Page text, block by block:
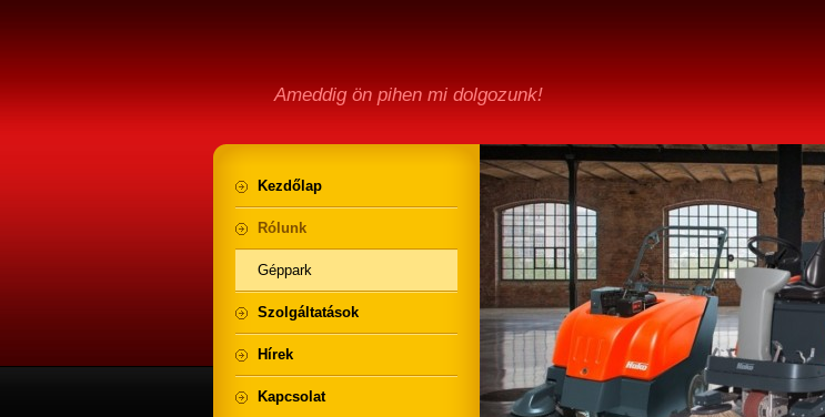
Ameddig ön pihen mi dolgozunk!
Kezdőlap
Rólunk
Géppark
Szolgáltatások
Hírek
Kapcsolat